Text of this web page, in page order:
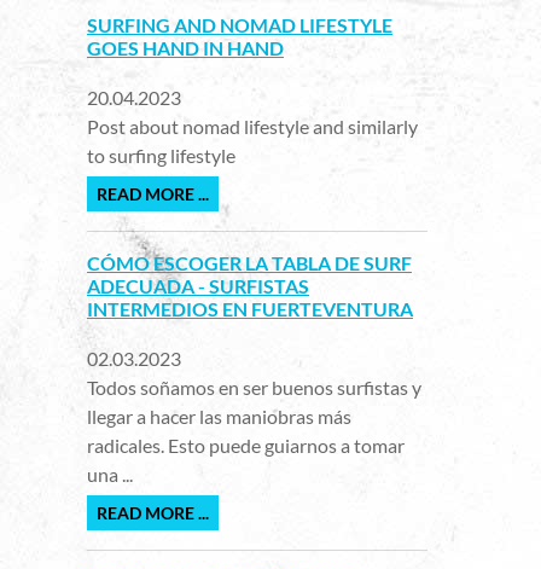
SURFING AND NOMAD LIFESTYLE
GOES HAND IN HAND
20.04.2023
Post about nomad lifestyle and similarly
to surfing lifestyle
READ MORE ...
CÓMO ESCOGER LA TABLA DE SURF
ADECUADA - SURFISTAS
INTERMEDIOS EN FUERTEVENTURA
02.03.2023
Todos soñamos en ser buenos surfistas y
llegar a hacer las maniobras más
radicales. Esto puede guiarnos a tomar
una ...
READ MORE ...